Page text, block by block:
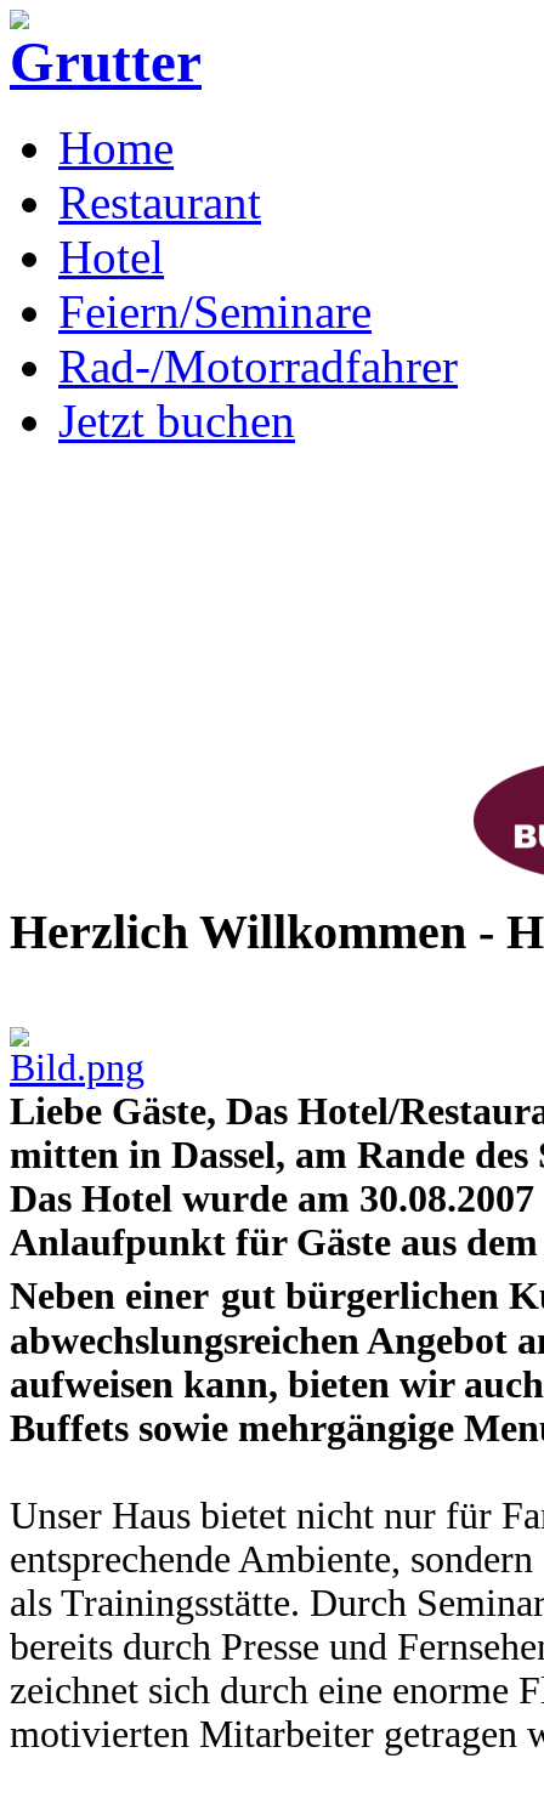
Home
Restaurant
Hotel
Feiern/Seminare
Rad-/Motorradfahrer
Jetzt buchen
Herzlich Willkommen -
Liebe Gäste, Das Hotel/
mitten in Dassel, am Rande des
Das Hotel wurde am
Anlaufpunkt für Gäste aus dem
Neben einer gut bürgerlichen
abwechslungsreichen Angebot
aufweisen kann, bieten wir
Buffets sowie mehrgängige
Unser Haus bietet nicht nur für
entsprechende Ambiente,
als Trainingsstätte. Durch
bereits durch Presse und
zeichnet sich durch eine enorme
motivierten Mitarbeiter getragen